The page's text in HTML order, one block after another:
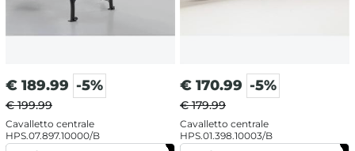
€ 189.99 -5%
€ 199.99
Cavalletto centrale
HPS.07.897.10000/B
€ 170.99 -5%
€ 179.99
Cavalletto centrale
HPS.01.398.10003/B